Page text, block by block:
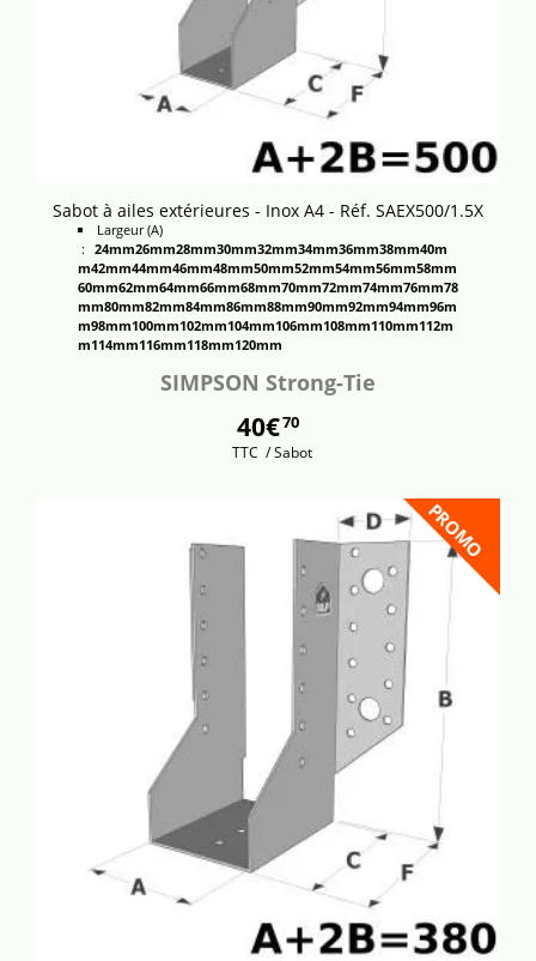
Sabot à ailes extérieures - Inox A4 - Réf. SAEX500/1.5X
Largeur (A)
: 24mm26mm28mm30mm32mm34mm36mm38mm40m
m42mm44mm46mm48mm50mm52mm54mm56mm58mm
60mm62mm64mm66mm68mm70mm72mm74mm76mm78
mm80mm82mm84mm86mm88mm90mm92mm94mm96m
m98mm100mm102mm104mm106mm108mm110mm112m
m114mm116mm118mm120mm
SIMPSON Strong-Tie
40€70
TTC / Sabot
PROMO